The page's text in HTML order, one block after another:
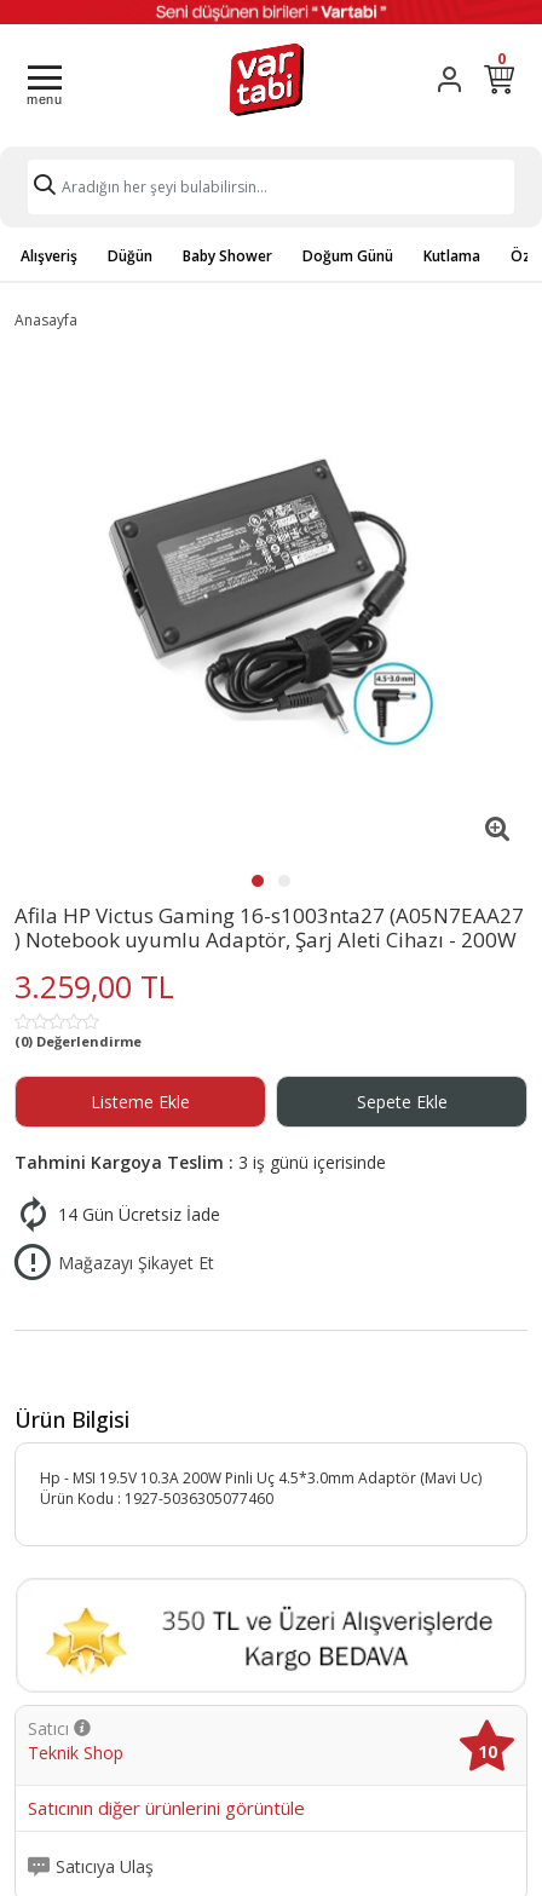
0
Alışveriş Düğün Baby Shower Doğum Günü Kutlama
Anasayfa
Afila HP Victus Gaming 16-s1003nta27 (A05N7EAA27
) Notebook uyumlu Adaptör, Şarj Aleti Cihazı - 200W
3.259,00 TL
(0) Değerlendirme
Listeme Ekle Sepete Ekle
Tahmini Kargoya Teslim : 3 iş günü içerisinde
14 Gün Ücretsiz İade
Mağazayı Şikayet Et
Ürün Bilgisi
Hp - MSI 19.5V 10.3A 200W Pinli Uç 4.5*3.0mm Adaptör (Mavi Uc)
Ürün Kodu : 1927-5036305077460
Satıcı
Teknik Shop
10
Satıcının diğer ürünlerini görüntüle
Satıcıya Ulaş